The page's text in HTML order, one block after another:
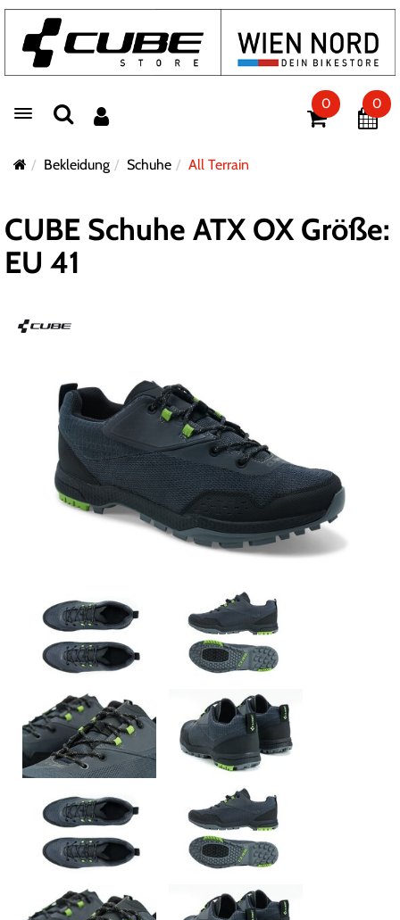
Toggle navigation
0 0
Bekleidung Schuhe All Terrain
CUBE Schuhe ATX OX Größe:
EU 41